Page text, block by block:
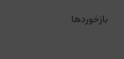
بازخوردها